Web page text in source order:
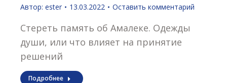
Автор: ester 13.03.2022 Оставить комментарий
Стереть память об Амалеке. Одежды
души, или что влияет на принятие
решений
Подробнее